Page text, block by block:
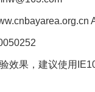
效果，建议使用